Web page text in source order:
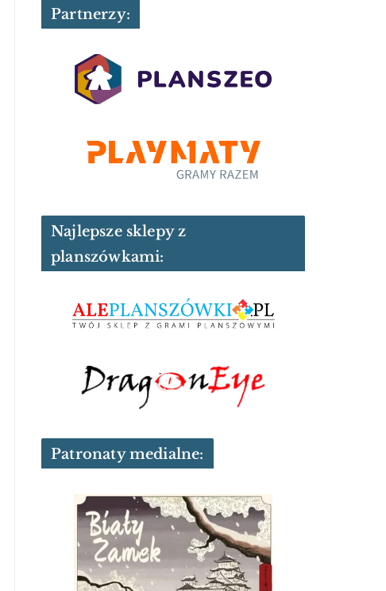
Partnerzy:
Najlepsze sklepy z
planszówkami:
Patronaty medialne: